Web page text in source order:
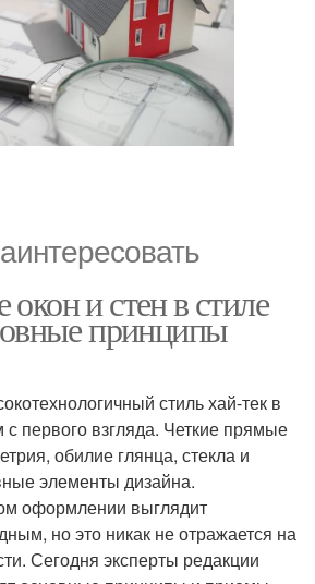
и стен в стиле
принципы
стиль хай-тек в
с первого взгляда. Четкие прямые
обилие глянца, стекла и
элементы дизайна.
оформлении выглядит
но это никак не отражается на
Сегодня эксперты редакции